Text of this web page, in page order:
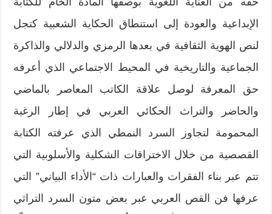
الإبداعية والعودة إلى استنطاق الحكاية الشعبية كتجل
لنص الهوية الثقافية في بعدها الرمزي والدلالي والذاكرة
الجماعية والتاريخية في المحيط الاجتماعي الذي أعرفه
حق المعرفة لوصل علاقة الكاتب المعاصر بالماضي
والحاضر والتراث الحكائي العربي في إطار الرغبة
المحمومة لتجاوز السرد النمطي الذي عرفته الكتابة
القصصية من خلال الاختراقات الشكلية والأسلوبية التي
تتم عبر بناء الفقرات والعبارات ذات “الأداء البياني” التي
عرفها فن القص العربي عبر بعض متون السرد التراثي